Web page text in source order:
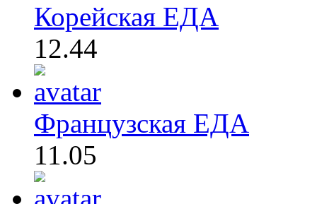
Корейская ЕДА
12.44
Французская ЕДА
11.05